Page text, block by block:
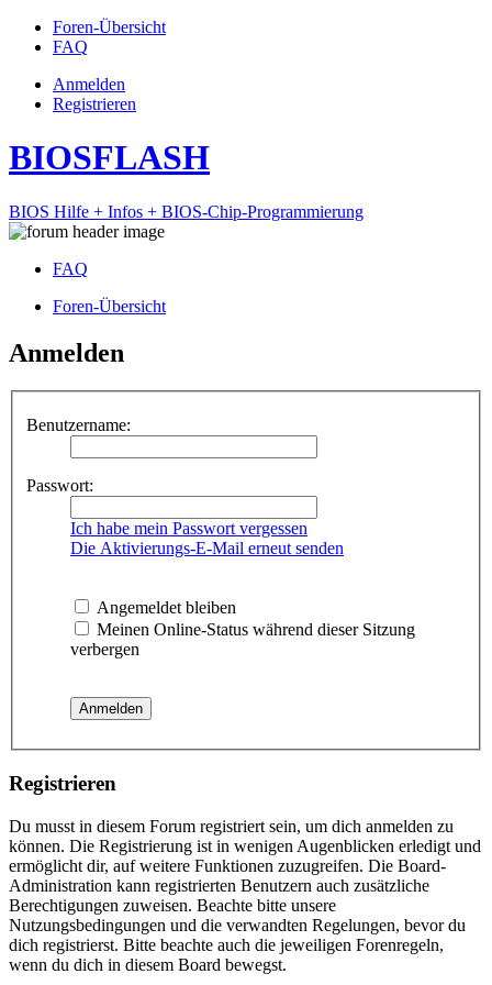
Foren-Übersicht
FAQ
Anmelden
Registrieren
BIOSFLASH
BIOS Hilfe + Infos + BIOS-Chip-Programmierung
FAQ
Foren-Übersicht
Anmelden
Benutzername:
Passwort:
Ich habe mein Passwort vergessen
Die Aktivierungs-E-Mail erneut senden
Angemeldet bleiben
Meinen Online-Status während dieser Sitzung
verbergen
Registrieren
Du musst in diesem Forum registriert sein, um dich anmelden zu
können. Die Registrierung ist in wenigen Augenblicken erledigt und
ermöglicht dir, auf weitere Funktionen zuzugreifen. Die Board-
Administration kann registrierten Benutzern auch zusätzliche
Berechtigungen zuweisen. Beachte bitte unsere
Nutzungsbedingungen und die verwandten Regelungen, bevor du
dich registrierst. Bitte beachte auch die jeweiligen Forenregeln,
wenn du dich in diesem Board bewegst.